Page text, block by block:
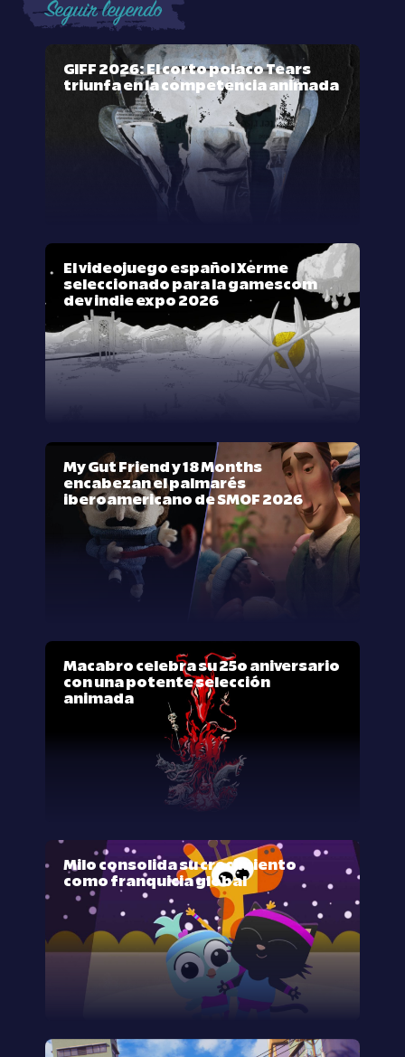
Seguir leyendo
GIFF 2026: El corto polaco Tears
triunfa en la competencia animada
El videojuego español Xerme
seleccionado para la gamescom
dev indie expo 2026
My Gut Friend y 18 Months
encabezan el palmarés
iberoamericano de SMOF 2026
Macabro celebra su 25º aniversario
con una potente selección
animada
Milo consolida su crecimiento
como franquicia global